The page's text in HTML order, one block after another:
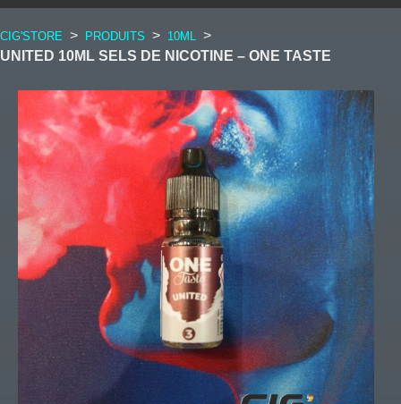
CIG'STORE > PRODUITS > 10ML
>
UNITED 10ML SELS DE NICOTINE – ONE TASTE